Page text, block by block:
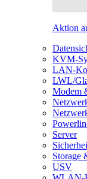
Aktion
KVM-
LAN-
LWL/
Modem
Server
Storage
USV